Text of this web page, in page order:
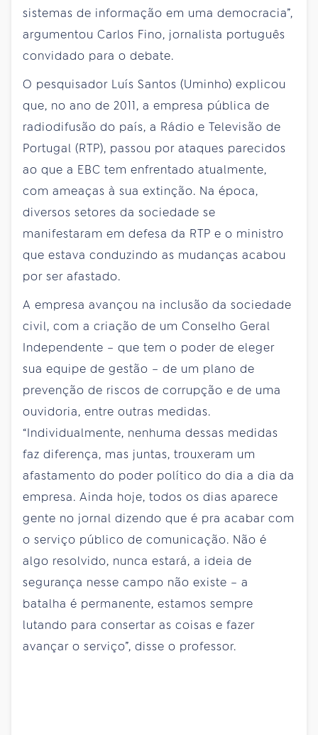
sistemas de informação em uma democracia”,
argumentou Carlos Fino, jornalista português
convidado para o debate.
O pesquisador Luís Santos (Uminho) explicou
que, no ano de 2011, a empresa pública de
radiodifusão do país, a Rádio e Televisão de
Portugal (RTP), passou por ataques parecidos
ao que a EBC tem enfrentado atualmente,
com ameaças à sua extinção. Na época,
diversos setores da sociedade se
manifestaram em defesa da RTP e o ministro
que estava conduzindo as mudanças acabou
por ser afastado.
A empresa avançou na inclusão da sociedade
civil, com a criação de um Conselho Geral
Independente – que tem o poder de eleger
sua equipe de gestão – de um plano de
prevenção de riscos de corrupção e de uma
ouvidoria, entre outras medidas.
“Individualmente, nenhuma dessas medidas
faz diferença, mas juntas, trouxeram um
afastamento do poder político do dia a dia da
empresa. Ainda hoje, todos os dias aparece
gente no jornal dizendo que é pra acabar com
o serviço público de comunicação. Não é
algo resolvido, nunca estará, a ideia de
segurança nesse campo não existe – a
batalha é permanente, estamos sempre
lutando para consertar as coisas e fazer
avançar o serviço”, disse o professor.